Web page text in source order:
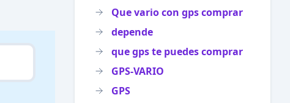
Que vario con gps comprar
depende
que gps te puedes comprar
GPS-VARIO
GPS